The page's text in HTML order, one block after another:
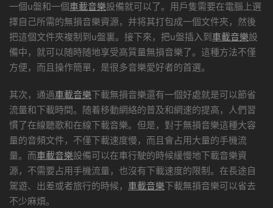
一個u盤和一個車載音樂設備就可以了。用戶隻需要在電腦上選
擇自己所需的無損音樂資源，并将其打包成一個文件夾，然後
把這個文件夾複制到u盤裏。接下來，把u盤插入到 車載音樂設
備中，就可以随時随地享受高質量無損音樂了。這種方法不僅
方便，而且操作簡單，是很多音樂愛好者的首選。
其次，通過車載音樂下載無損音樂還有一個好處就是可以節省
流量和下載時間。随着移動網絡的普及和網速的提高，人們習
慣了在線聽歌和在線下載音樂。但是，對于無損音樂這種大容
量的音頻文件，不僅下載速度慢，而且會占用大量的手機流
量。而車載音樂設備可以在車行駛的時候緩慢地下載音樂資
源，不需要占用手機流量，也沒有下載速度的限制。在長途自
駕遊、出差或者旅行的時候， 車載音樂下載無損音樂可以省去
不少麻煩。